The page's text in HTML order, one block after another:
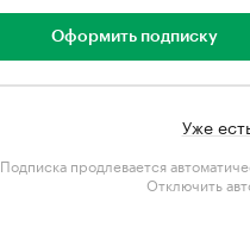
Оформить подписку
Уже
Подписка продлевается
Отключить